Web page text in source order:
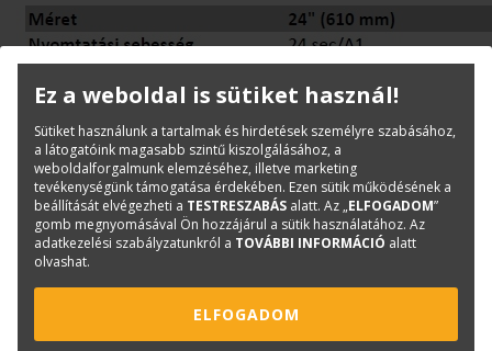
Ez a weboldal is sütiket használ!
Sütiket használunk a tartalmak és hirdetések személyre szabásához,
a látogatóink magasabb szintű kiszolgálásához, a
weboldalforgalmunk elemzéséhez, illetve marketing
tevékenységünk támogatása érdekében. Ezen sütik működésének a
beállítását elvégezheti a TESTRESZABÁS alatt. Az „ELFOGADOM”
gomb megnyomásával Ön hozzájárul a sütik használatához. Az
adatkezelési szabályzatunkról a TOVÁBBI INFORMÁCIÓ alatt
olvashat.
ELFOGADOM